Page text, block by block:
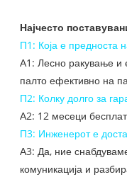
Најчесто
П1: Која е предноста
А1: Лесно ракување и
палто ефективно на
П2: Колку долго за
А2: 12 месеци
П3: Инженерот е
А3: Да, ние
комуникација и